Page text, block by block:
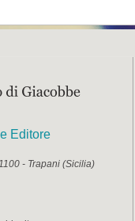
Editore
- Trapani (Sicilia)